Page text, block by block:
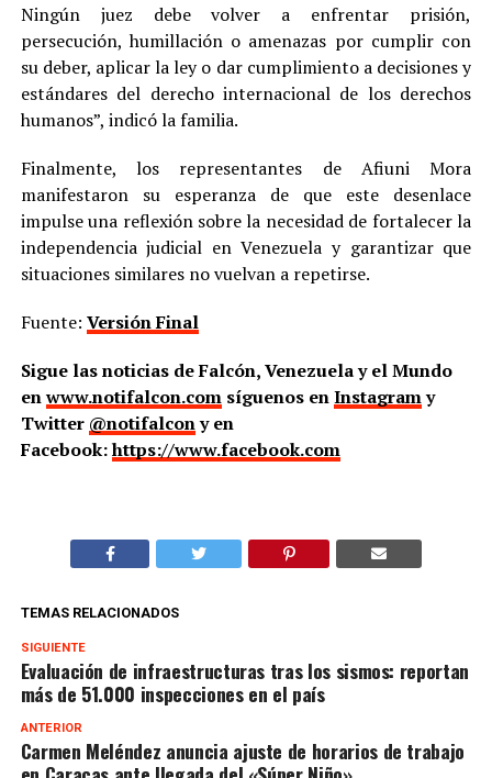
Ningún juez debe volver a enfrentar prisión,
persecución, humillación o amenazas por cumplir con
su deber, aplicar la ley o dar cumplimiento a decisiones y
estándares del derecho internacional de los derechos
humanos”, indicó la familia.
Finalmente, los representantes de Afiuni Mora
manifestaron su esperanza de que este desenlace
impulse una reflexión sobre la necesidad de fortalecer la
independencia judicial en Venezuela y garantizar que
situaciones similares no vuelvan a repetirse.
Fuente: Versión Final
Sigue las noticias de Falcón, Venezuela y el Mundo
enwww.notifalcon.comsíguenos enInstagramy
Twitter @notifalcony en
Facebook:https://www.facebook.com
TEMAS RELACIONADOS
SIGUIENTE
Evaluación de infraestructuras tras los sismos: reportan
más de 51.000 inspecciones en el país
ANTERIOR
Carmen Meléndez anuncia ajuste de horarios de trabajo